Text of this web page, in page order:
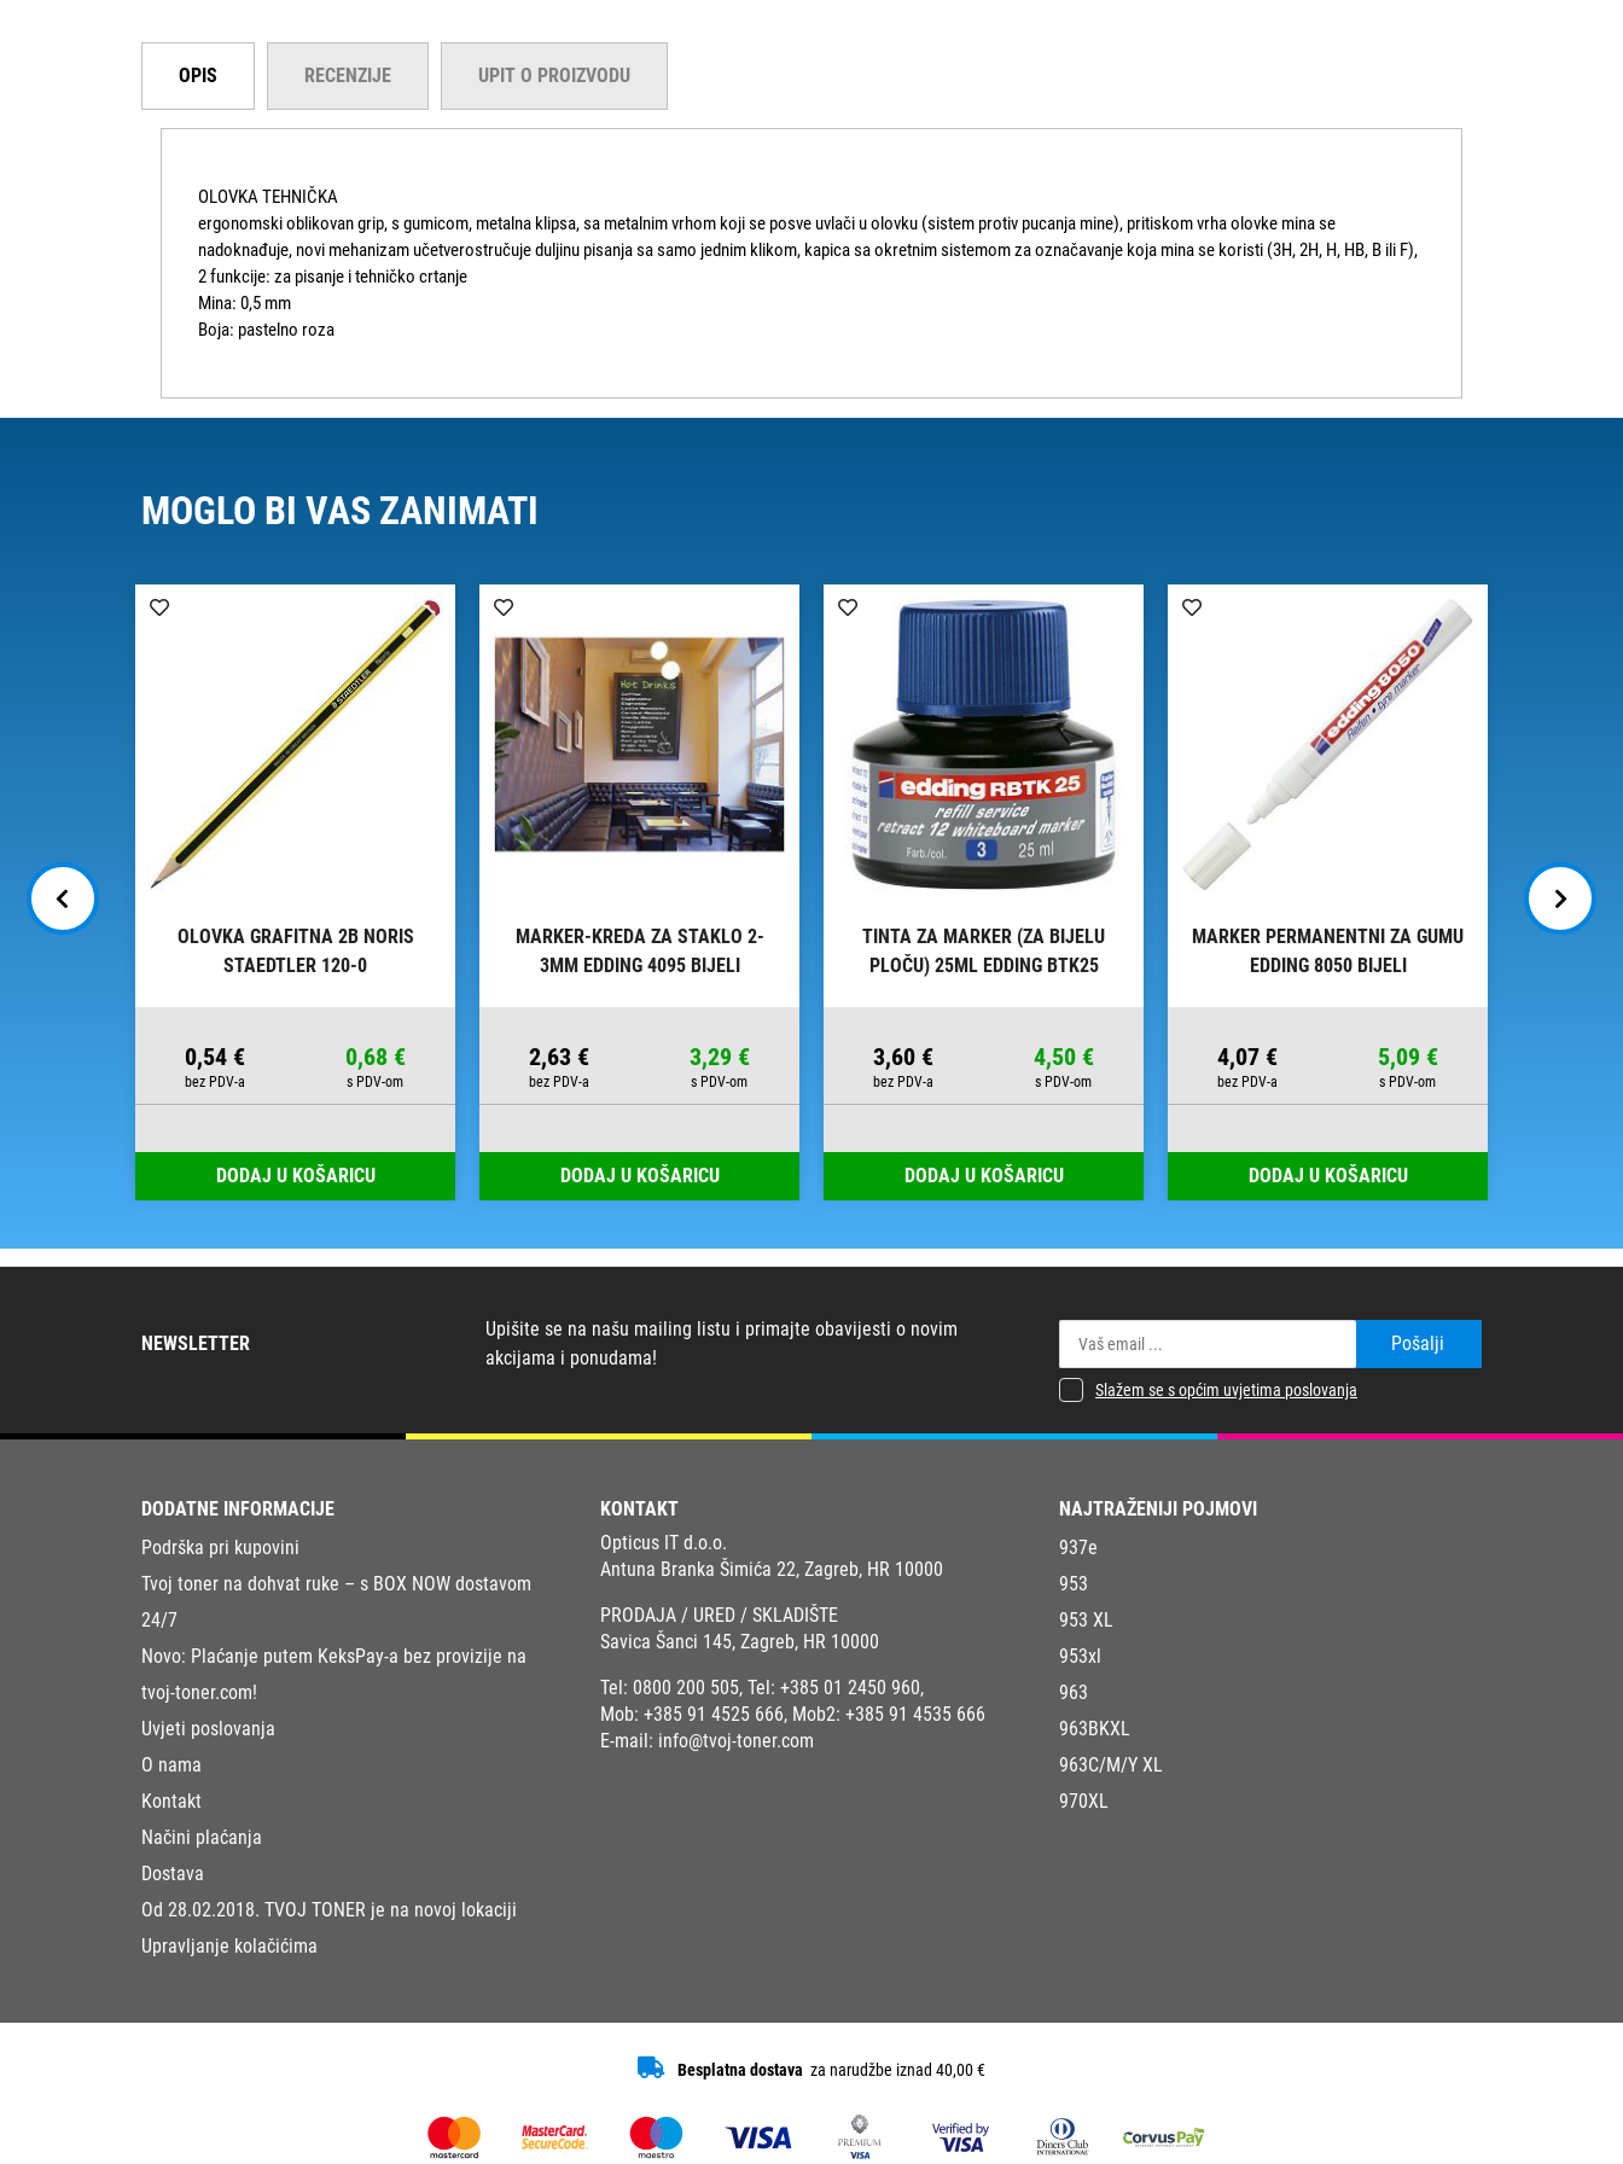
OPIS RECENZIJE UPIT O PROIZVODU
OLOVKA TEHNIČKA
ergonomski oblikovan grip, s gumicom, metalna klipsa, sa metalnim vrhom koji se posve uvlači u olovku (sistem protiv pucanja mine), pritiskom vrha olovke mina se
nadoknađuje, novi mehanizam učetverostručuje duljinu pisanja sa samo jednim klikom, kapica sa okretnim sistemom za označavanje koja mina se koristi (3H, 2H, H, HB, B ili F),
2 funkcije: za pisanje i tehničko crtanje
Mina: 0,5 mm
Boja: pastelno roza
MOGLO BI VAS ZANIMATI
EDDING
OLOVKA GRAFITNA 2B NORIS
STAEDTLER 120-0
0,54 € 0,68 €
DODAJ U KOŠARICU
MARKER-KREDA ZA STAKLO 2-
3MM EDDING 4095 BIJELI
2,63 € 3,29 €
DODAJ U KOŠARICU
TINTA ZA MARKER (ZA BIJELU
PLOČU) 25ML EDDING BTK25
3,60 € 4,50 €
DODAJ U KOŠARICU
MARKER PERMANENTNI ZA GUMU
EDDING 8050 BIJELI
4,07 € 5,09 €
DODAJ U KOŠARICU
MARKER
NEWSLETTER
Upišite se na našu mailing listu i primajte obavijesti o novim
akcijama i ponudama!
Pošalji
Slažem se s općim uvjetima poslovanja
DODATNE INFORMACIJE
Podrška pri kupovini
Tvoj toner na dohvat ruke – s BOX NOW dostavom
24/7
Novo: Plaćanje putem KeksPay-a bez provizije na
tvoj-toner.com!
Uvjeti poslovanja
O nama
Kontakt
Načini plaćanja
Dostava
Od 28.02.2018. TVOJ TONER je na novoj lokaciji
Upravljanje kolačićima
KONTAKT
Opticus IT d.o.o.
Antuna Branka Šimića 22, Zagreb, HR 10000
PRODAJA / URED / SKLADIŠTE
Savica Šanci 145, Zagreb, HR 10000
Tel: 0800 200 505, Tel: +385 01 2450 960,
Mob: +385 91 4525 666, Mob2: +385 91 4535 666
E-mail: info@tvoj-toner.com
NAJTRAŽENIJI POJMOVI
937e
953
953 XL
953xl
963
963BKXL
963C/M/Y XL
970XL
Besplatna dostava za narudžbe iznad 40,00 €